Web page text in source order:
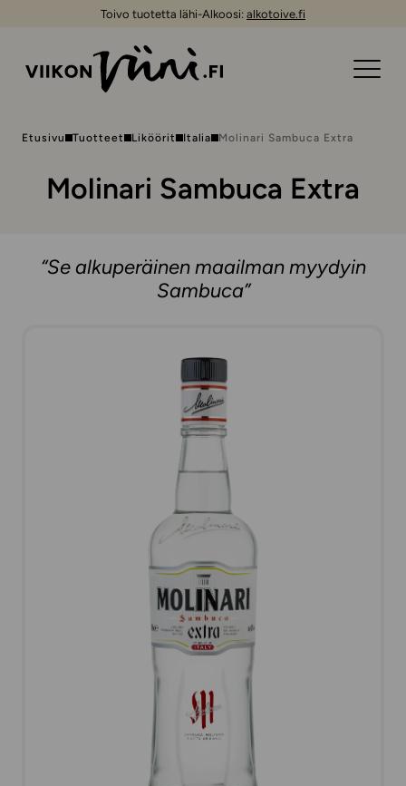
Toivo tuotetta lähi-Alkoosi: alkotoive.fi
Etusivu Tuotteet Liköörit Italia Molinari Sambuca Extra
Molinari Sambuca Extra
“Se alkuperäinen maailman myydyin
Sambuca”